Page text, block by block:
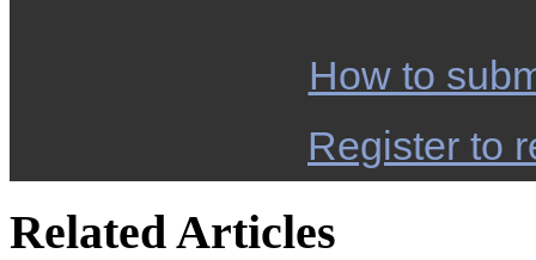
How to
Register to
Related Articles